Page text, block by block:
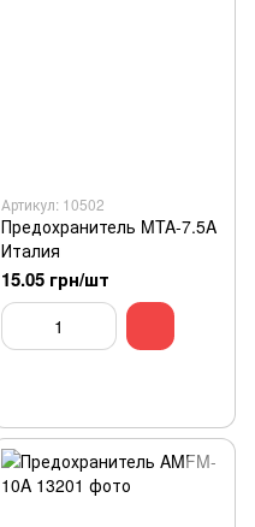
Артикул: 10502
Предохранитель MTA-7.5A
Италия
15.05 грн/шт